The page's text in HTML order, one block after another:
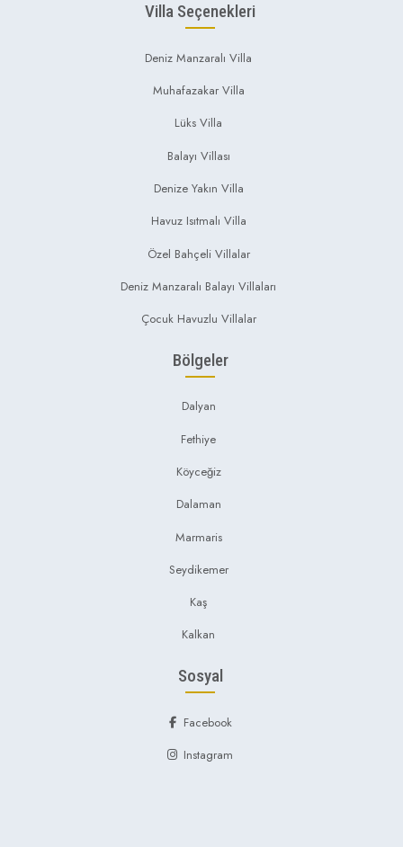
Villa Seçenekleri
Deniz Manzaralı Villa
Muhafazakar Villa
Lüks Villa
Balayı Villası
Denize Yakın Villa
Havuz Isıtmalı Villa
Özel Bahçeli Villalar
Deniz Manzaralı Balayı Villaları
Çocuk Havuzlu Villalar
Bölgeler
Dalyan
Fethiye
Köyceğiz
Dalaman
Marmaris
Seydikemer
Kaş
Kalkan
Sosyal
Facebook
Instagram